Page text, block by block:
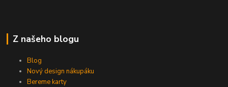
Z našeho blogu
Blog
Nový design nákupáku
Bereme karty